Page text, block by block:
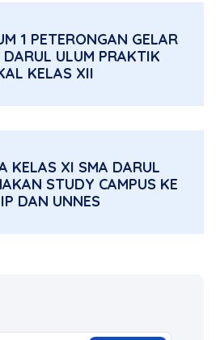
1 PETERONGAN GELAR
ULUM PRAKTIK
KELAS XII
KELAS XI SMA DARUL
STUDY CAMPUS KE
DAN UNNES